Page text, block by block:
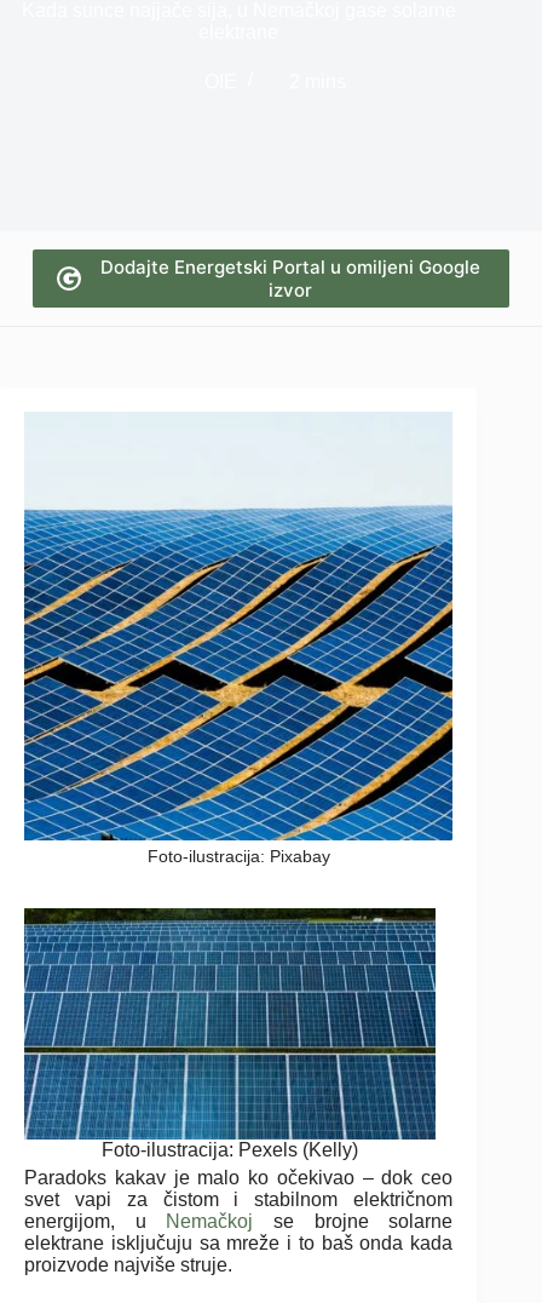
Dodajte Energetski Portal u omiljeni Google
izvor
Foto-ilustracija: Pixabay
Foto-ilustracija: Pexels (Kelly)
Paradoks kakav je malo ko očekivao – dok ceo
svet vapi za čistom i stabilnom električnom
energijom, u
Nemačkoj se brojne solarne
elektrane isključuju sa mreže i to baš onda kada
proizvode najviše struje.